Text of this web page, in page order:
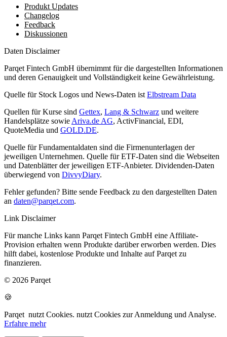
Produkt Updates
Changelog
Feedback
Diskussionen
Daten Disclaimer
Parqet Fintech GmbH übernimmt für die dargestellten Informationen
und deren Genauigkeit und Vollständigkeit keine Gewährleistung.
Quelle für Stock Logos und News-Daten ist Elbstream Data
Quellen für Kurse sind Gettex, Lang & Schwarz und weitere
Handelsplätze sowie Ariva.de AG, ActivFinancial, EDI,
QuoteMedia und GOLD.DE.
Quelle für Fundamentaldaten sind die Firmenunterlagen der
jeweiligen Unternehmen. Quelle für ETF-Daten sind die Webseiten
und Datenblätter der jeweiligen ETF-Anbieter. Dividenden-Daten
überwiegend von DivvyDiary.
Fehler gefunden? Bitte sende Feedback zu den dargestellten Daten
an daten@parqet.com.
Link Disclaimer
Für manche Links kann Parqet Fintech GmbH eine Affiliate-
Provision erhalten wenn Produkte darüber erworben werden. Dies
hilft dabei, kostenlose Produkte und Inhalte auf Parqet zu
finanzieren.
© 2026 Parqet
🍪
Parqet nutzt Cookies. nutzt Cookies zur Anmeldung und Analyse.
Erfahre mehr